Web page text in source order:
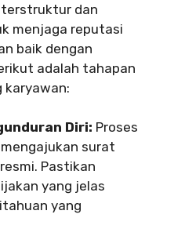
terstruktur dan
menjaga reputasi
baik dengan
adalah tahapan
karyawan:
Diri: Proses
surat
Pastikan
yang jelas
yang